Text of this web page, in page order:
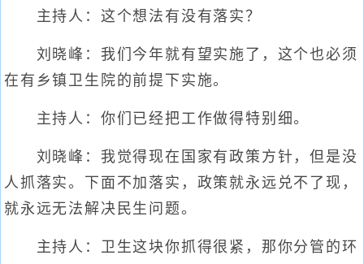
主持人：这个想法有没有落实？
刘晓峰：我们今年就有望实施了，这个也必须
在有乡镇卫生院的前提下实施。
主持人：你们已经把工作做得特别细。
刘晓峰：我觉得现在国家有政策方针，但是没
人抓落实。下面不加落实，政策就永远兑不了现，
就永远无法解决民生问题。
主持人：卫生这块你抓得很紧，那你分管的环